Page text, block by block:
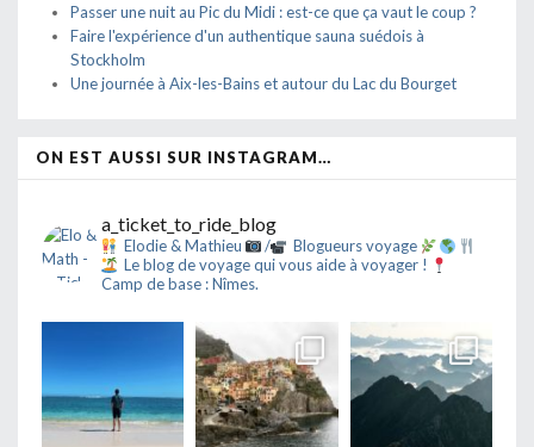
Passer une nuit au Pic du Midi : est-ce que ça vaut le coup ?
Faire l'expérience d'un authentique sauna suédois à
Stockholm
Une journée à Aix-les-Bains et autour du Lac du Bourget
ON EST AUSSI SUR INSTAGRAM…
a_ticket_to_ride_blog
Elodie & Mathieu /
Blogueurs voyage
Le blog de voyage qui vous aide à voyager !
Camp de base : Nîmes.